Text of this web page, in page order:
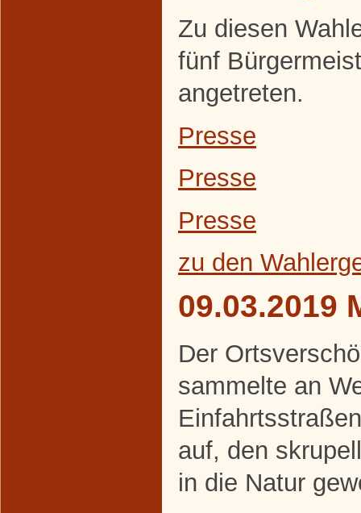
Zu diesen
fünf
angetreten.
Presse
Presse
Presse
zu den
09.03.2019
Der
sammelte an
auf, den
in die Natur